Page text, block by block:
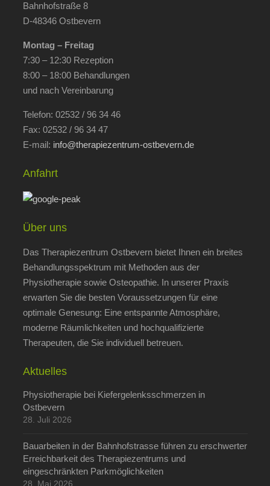
Bahnhofstraße 8
D-48346 Ostbevern
Montag – Freitag
7:30 – 12:30 Rezeption
8:00 – 18:00 Behandlungen
und nach Vereinbarung
Telefon: 02532 / 96 34 46
Fax: 02532 / 96 34 47
E-mail: info@therapiezentrum-ostbevern.de
Anfahrt
Über uns
Das Therapiezentrum Ostbevern bietet Ihnen ein breites
Behandlungsspektrum mit Methoden aus der
Physiotherapie sowie Osteopathie. In unserer Praxis
erwarten Sie die besten Voraussetzungen für eine
optimale Genesung: Eine entspannte Atmosphäre,
moderne Räumlichkeiten und hochqualifizierte
Therapeuten, die Sie individuell betreuen.
Aktuelles
Physiotherapie bei Kiefergelenksschmerzen in
Ostbevern
28. Juli 2026
Bauarbeiten in der Bahnhofstrasse führen zu erschwerter
Erreichbarkeit des Therapiezentrums und
eingeschränkten Parkmöglichkeiten
28. Mai 2026